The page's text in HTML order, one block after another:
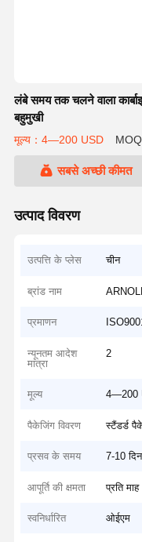
लंबे समय तक चलने वाला
बहुमुखी
मूल्य：4—200 USD
सबसे अच्छी कीमत
उत्पाद विवरण
उत्पत्ति के प्लेस चीन
ब्रांड नाम
प्रमाणन
न्यूनतम आदेश
मात्रा
2
मूल्य 4—200
पैकेजिंग विवरण स्टैंडर्ड
प्रसव के समय 7-10 दिन
आपूर्ति की क्षमता प्रति
स्वनिर्धारित ओईएम